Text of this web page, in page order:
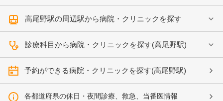
高尾野駅の周辺駅から病院・クリニックを探す
診療科目から病院・クリニックを探す(高尾野駅)
予約ができる病院・クリニックを探す(高尾野駅)
各都道府県の休日・夜間診療、救急、当番医情報